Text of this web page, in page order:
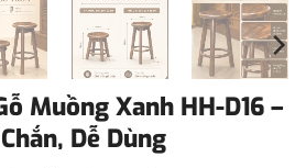
Muồng Xanh HH-D16 –
Dễ Dùng